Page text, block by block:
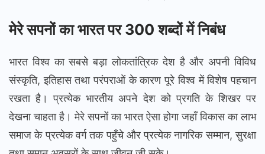
मेरे सपनों का भारत पर 300 शब्दों में निबंध
भारत विश्व का सबसे बड़ा लोकतांत्रिक देश है और अपनी विविध
संस्कृति, इतिहास तथा परंपराओं के कारण पूरे विश्व में विशेष पहचान
रखता है। प्रत्येक भारतीय अपने देश को प्रगति के शिखर पर
देखना चाहता है। मेरे सपनों का भारत ऐसा होगा जहाँ विकास का लाभ
समाज के प्रत्येक वर्ग तक पहुँचे और प्रत्येक नागरिक सम्मान, सुरक्षा